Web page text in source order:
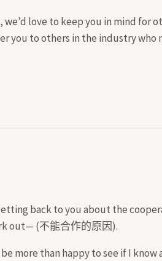
love to keep you in mind for
you to others in the industry who
back to you about the
out— (不能合作的原因).
more than happy to see if I know